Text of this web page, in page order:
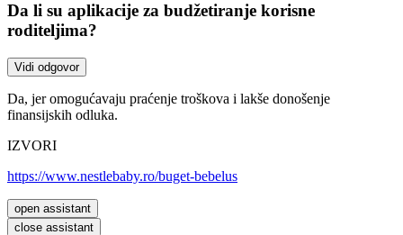
Da li su aplikacije za budžetiranje korisne
roditeljima?
Vidi odgovor
Da, jer omogućavaju praćenje troškova i lakše donošenje
finansijskih odluka.
IZVORI
https://www.nestlebaby.ro/buget-bebelus
open assistant
close assistant